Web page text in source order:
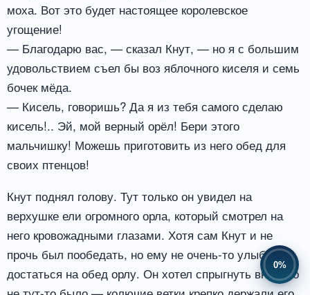
моха. Вот это будет настоящее королевское
угощение!
— Благодарю вас, — сказал Кнут, — но я с большим
удовольствием съел бы воз яблочного киселя и семь
бочек мёда.
— Кисель, говоришь? Да я из тебя самого сделаю
кисель!.. Эй, мой верный орёл! Бери этого
мальчишку! Можешь приготовить из него обед для
своих птенцов!
Кнут поднял голову. Тут только он увидел на
верхушке ели огромного орла, который смотрел на
него кровожадными глазами. Хотя сам Кнут и не
прочь был пообедать, но ему не очень-то улыбалось
достаться на обед орлу. Он хотел спрыгнуть вниз, но
0%